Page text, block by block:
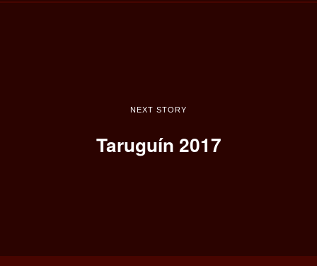
NEXT STORY
Taruguín 2017